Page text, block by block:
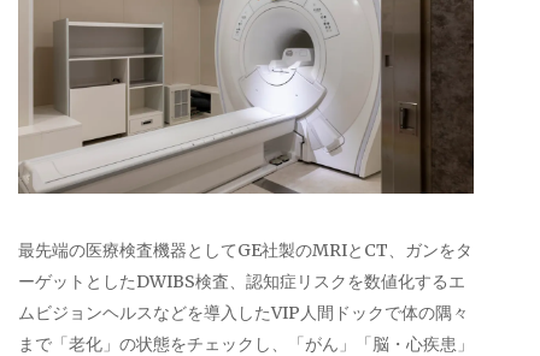
最先端の医療検査機器としてGE社製のMRIとCT、ガンをタ
ーゲットとしたDWIBS検査、認知症リスクを数値化するエ
ムビジョンヘルスなどを導入したVIP人間ドックで体の隅々
まで「老化」の状態をチェックし、「がん」「脳・心疾患」